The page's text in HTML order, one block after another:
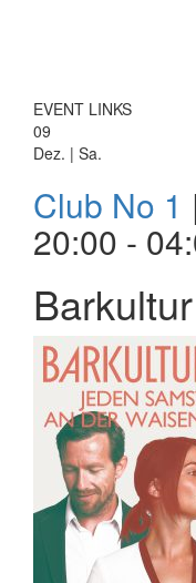
EVENT LINKS
09
Dez. | Sa.
Club No 1
20:00 -